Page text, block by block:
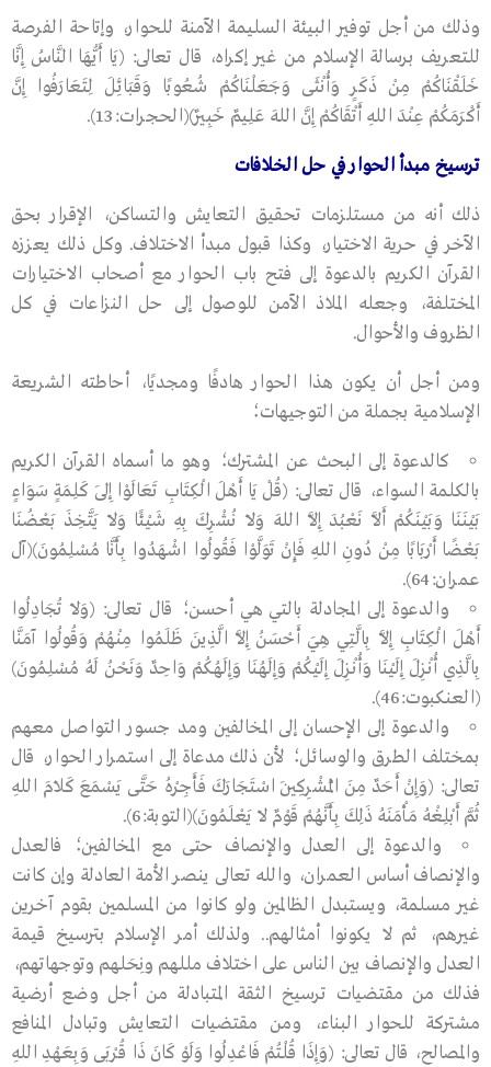
وذلك من أجل توفير البيئة السليمة الآمنة للحوار، وإتاحة الفرصة
للتعريف برسالة الإسلام من غير إكراه، قال تعالى: (يَا أَيُّهَا النَّاسُ إِنَّا
خَلَقْنَاكُمْ مِنْ ذَكَرٍ وَأُنْثَى وَجَعَلْنَاكُمْ شُعُوبًا وَقَبَائِلَ لِتَعَارَفُوا إِنَّ
أَكْرَمَكُمْ عِنْدَ اللهِ أَتْقَاكُمْ إِنَّ اللهَ عَلِيمٌ خَبِيرٌ)(الحجرات:13).
ترسيخ مبدأ الحوار في حل الخلافات
ذلك أنه من مستلزمات تحقيق التعايش والتساكن، الإقرار بحق
الآخر في حرية الاختيار، وكذا قبول مبدأ الاختلاف. وكل ذلك يعززه
القرآن الكريم بالدعوة إلى فتح باب الحوار مع أصحاب الاختيارات
المختلفة، وجعله الملاذ الآمن للوصول إلى حل النزاعات في كل
الظروف والأحوال.
ومن أجل أن يكون هذا الحوار هادفًا ومجديًا، أحاطته الشريعة
الإسلامية بجملة من التوجيهات؛
كالدعوة إلى البحث عن المشترك؛ وهو ما أسماه القرآن الكريم
بالكلمة السواء، قال تعالى: (قُلْ يَا أَهْلَ الْكِتَابِ تَعَالَوْا إِلَى كَلِمَةٍ سَوَاءٍ
بَيْنَنَا وَبَيْنَكُمْ أَلاَّ نَعْبُدَ إِلاَّ اللهَ وَلاَ نُشْرِكَ بِهِ شَيْئًا وَلاَ يَتَّخِذَ بَعْضُنَا
بَعْضًا أَرْبَابًا مِنْ دُونِ اللهِ فَإِنْ تَوَلَّوْا فَقُولُوا اشْهَدُوا بِأَنَّا مُسْلِمُونَ)(آل
عمران:64).
والدعوة إلى المجادلة بالتي هي أحسن؛ قال تعالى: (وَلاَ تُجَادِلُوا
أَهْلَ الْكِتَابِ إِلاَّ بِالَّتِي هِيَ أَحْسَنُ إِلاَّ الَّذِينَ ظَلَمُوا مِنْهُمْ وَقُولُوا آمَنَّا
بِالَّذِي أُنْزِلَ إِلَيْنَا وَأُنْزِلَ إِلَيْكُمْ وَإِلَهُنَا وَإِلَهُكُمْ وَاحِدٌ وَنَحْنُ لَهُ مُسْلِمُونَ)
(العنكبوت:46).
والدعوة إلى الإحسان إلى المخالفين ومد جسور التواصل معهم
بمختلف الطرق والوسائل؛ لأن ذلك مدعاة إلى استمرار الحوار، قال
تعالى: (وَإِنْ أَحَدٌ مِنَ الْمُشْرِكِينَ اسْتَجَارَكَ فَأَجِرْهُ حَتَّى يَسْمَعَ كَلاَمَ اللهِ
ثُمَّ أَبْلِغْهُ مَأْمَنَهُ ذَلِكَ بِأَنَّهُمْ قَوْمٌ لاَ يَعْلَمُونَ)(التوبة:6).
والدعوة إلى العدل والإنصاف حتى مع المخالفين؛ فالعدل
والإنصاف أساس العمران، والله تعالى ينصر الأمة العادلة وإن كانت
غير مسلمة، ويستبدل الظالمين ولو كانوا من المسلمين بقوم آخرين
غيرهم، ثم لا يكونوا أمثالهم.. ولذلك أمر الإسلام بترسيخ قيمة
العدل والإنصاف بين الناس على اختلاف مللهم ونِحَلهم وتوجهاتهم،
فذلك من مقتضيات ترسيخ الثقة المتبادلة من أجل وضع أرضية
مشتركة للحوار البناء، ومن مقتضيات التعايش وتبادل المنافع
والمصالح، قال تعالى: (وَإِذَا قُلْتُمْ فَاعْدِلُوا وَلَوْ كَانَ ذَا قُرْبَى وَبِعَهْدِ اللهِ